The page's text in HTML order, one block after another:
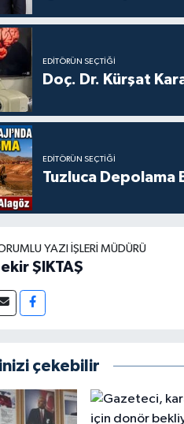
EDITÖRÜN SEÇTIĞI
Doç. Dr. Kürşat
EDITÖRÜN SEÇTIĞI
Tuzluca Depolama
YAZI İŞLERI MÜDÜRÜ
ŞIKTAŞ
çekebilir